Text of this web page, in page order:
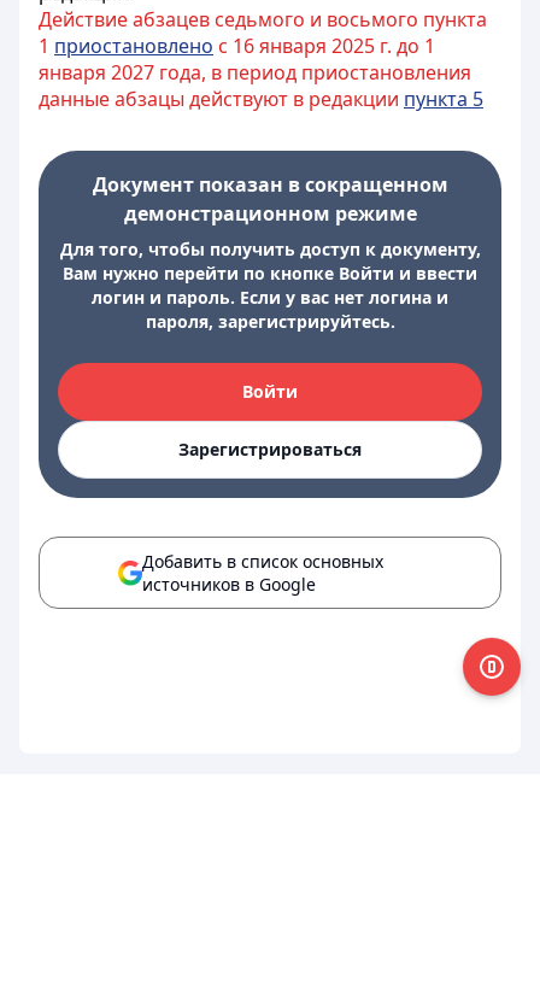
Действие абзацев седьмого и восьмого пункта
1 приостановлено с 16 января 2025 г. до 1
января 2027 года, в период приостановления
данные абзацы действуют в редакции пункта 5
Документ показан в сокращенном
демонстрационном режиме
Для того, чтобы получить доступ к документу,
Вам нужно перейти по кнопке Войти и ввести
логин и пароль. Если у вас нет логина и
пароля, зарегистрируйтесь.
Войти
Зарегистрироваться
Добавить в список основных
источников в Google